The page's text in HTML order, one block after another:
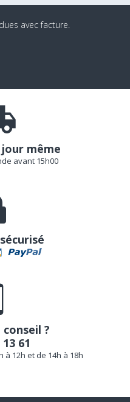
avec facture.
même
avant 15h00
conseil ?
61
12h et de 14h à 18h